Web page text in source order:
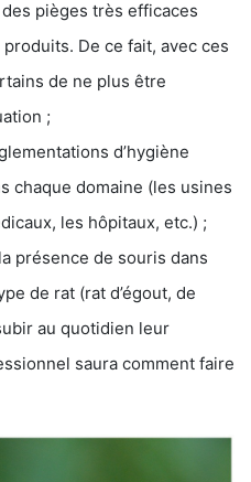
pièges très efficaces
De ce fait, avec ces
de ne plus être
;
d’hygiène
chaque domaine (les usines
les hôpitaux, etc.) ;
présence de souris dans
de rat (rat d’égout, de
au quotidien leur
saura comment faire